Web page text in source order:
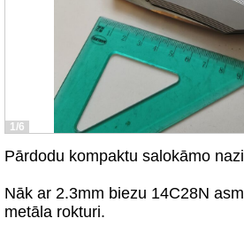
1/6
Pārdodu kompaktu salokāmo
Nāk ar 2.3mm biezu 14C28N
metāla rokturi.